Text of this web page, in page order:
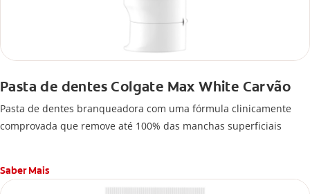
Pasta de dentes Colgate Max White Carvão
Pasta de dentes branqueadora com uma fórmula clinicamente
comprovada que remove até 100% das manchas superficiais
Saber Mais